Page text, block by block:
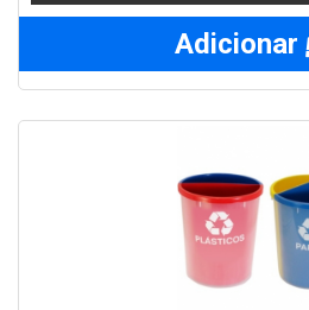
Lixeiras para Coleta Seletiva
Adicionar